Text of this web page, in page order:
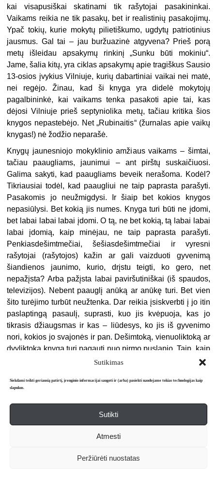
Sutikimas
Siekdami teikti geriausią patirtį, įrenginio informacijai saugoti ir (arba) pasiekti naudojame tokias technologijas kaip
slapukus.
Sutikti
Atmesti
Peržiūrėti nuostatas
kai visapusiškai skatinami tik rašytojai pasakininkai.
Vaikams reikia ne tik pasakų, bet ir realistinių pasakojimų.
Ypač tokių, kurie mokytų pilietiškumo, ugdytų patriotinius
jausmus. Gal tai – jau buržuazinė atgyvena? Prieš porą
metų išleidau apsakymų rinkinį „Sunku būti mokiniu“.
Jame, šalia kitų, yra ciklas apsakymų apie tragiškus Sausio
13-osios įvykius Vilniuje, kurių dabartiniai vaikai nei matė,
nei regėjo. Žinau, kad ši knyga yra didelė mokytojų
pagalbininkė, kai vaikams tenka pasakoti apie tai, kas
dėjosi Vilniuje prieš septyniolika metų, tačiau kritika šios
knygos nepastebėjo. Net „Rubinaitis“ (žurnalas apie vaikų
knygas!) nė žodžio neparašė.
Knygų jaunesniojo mokyklinio amžiaus vaikams – šimtai,
tačiau paaugliams, jaunimui – ant pirštų suskaičiuosi.
Galima sakyti, kad paaugliams beveik nerašoma. Kodėl?
Tikriausiai todėl, kad paaugliui ne taip paprasta parašyti.
Pasakomis jo neužmigdysi. Ir šiaip bet kokios knygos
nepasiūlysi. Bet kokią jis numes. Knyga turi būti ne įdomi,
bet labai labai labai įdomi. O tą, ne bet kokią, tą labai labai
labai įdomią, kaip minėjau, ne taip paprasta parašyti.
Penkiasdešimtmečiai, šešiasdešimtmečiai ir vyresni
rašytojai (rašytojos) kažin ar gali vaizduoti gyvenimą
šiandienos jaunimo, kurio, drįstu teigti, ko gero, net
nepažįsta? Arba pažįsta labai paviršutiniškai (iš spaudos,
televizijos). Nebent paauglį anūką ar anūkę turi. Bet vien
šito turėjimo turbūt neužtenka. Dar reikia įsiskverbti į jo itin
paslaptingą pasaulį, suprasti, kuo jis kvėpuoja, kas jo
tikrasis džiaugsmas ir kas – liūdesys, ko jis iš gyvenimo
nori, kokios jo svajonės ir pan. Dešimtoką, vienuoliktoką ar
dvyliktoką knyga turi pagauti nuo pirmo puslapio. Taip, kaip
jį pagauna mano „Nebaigtas dienoraštis“. (Negražu apie
tikriausiai leidžia tai daryti.) Iš tikrųjų, prieš imdamasis
ar nenuvažiuosiu į lankas? Vis dėlto surizikavau ir ryžausi.
Ačiū Dievui, atrodo, neprašoviau. Paaugliai šią apysaką
Neringutė. Deivutės dienoraštis mane pamokė. Aš dar